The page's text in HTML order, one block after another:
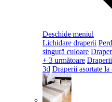
Deschide meniul
Lichidare draperii
singură culoare
+ 3 următoare
3d Draperii asortate la